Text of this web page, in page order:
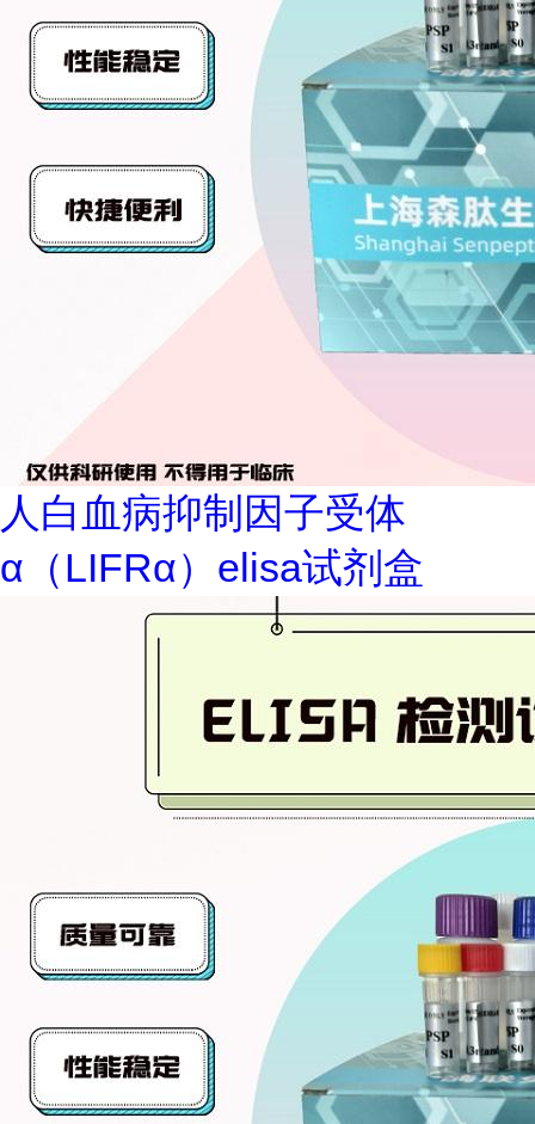
人白血病抑制因子受体
α（LIFRα）elisa试剂盒